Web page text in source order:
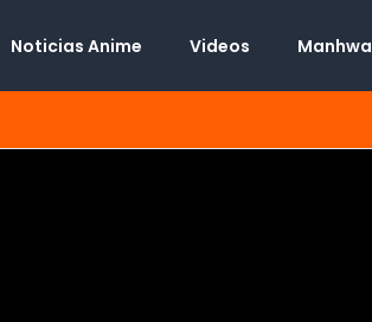
Noticias Anime Videos Manhwa